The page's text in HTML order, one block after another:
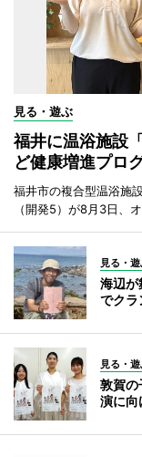
見る・遊ぶ
福井に温浴施設
ど健康増進プロ
福井市の複合型温浴施
（開発5）が8月3日、
見る・
海辺
でクラ
見る・
敦賀
演に向